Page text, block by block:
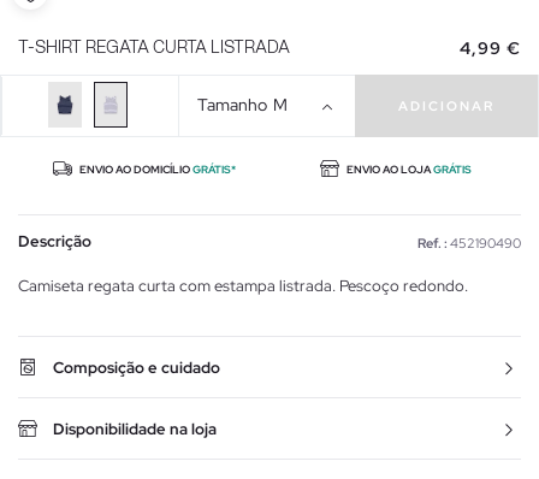
T-SHIRT REGATA CURTA LISTRADA 4,99 €
Tamanho M ADICIONAR
ENVIO AO DOMICÍLIOGRÁTIS* ENVIO AO LOJAGRÁTIS
Descrição Ref. : 452190490
Camiseta regata curta com estampa listrada. Pescoço redondo.
Composição e cuidado
Disponibilidade na loja